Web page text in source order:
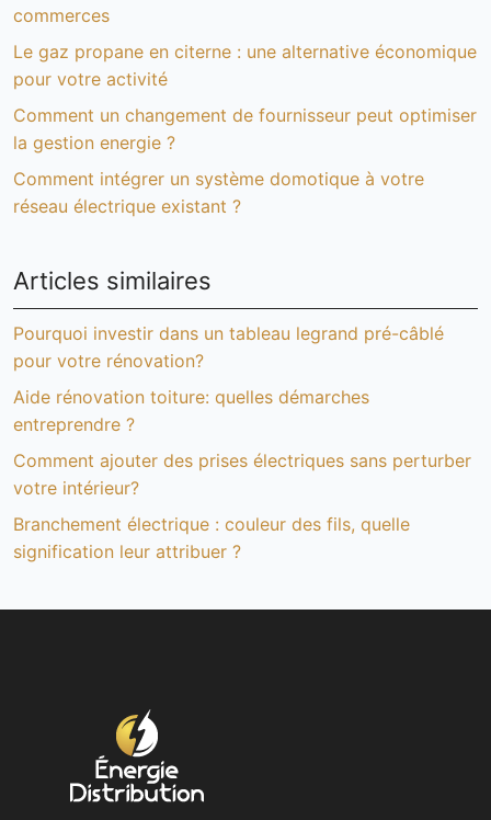
commerces
Le gaz propane en citerne : une alternative économique
pour votre activité
Comment un changement de fournisseur peut optimiser
la gestion energie ?
Comment intégrer un système domotique à votre
réseau électrique existant ?
Articles similaires
Pourquoi investir dans un tableau legrand pré-câblé
pour votre rénovation?
Aide rénovation toiture: quelles démarches
entreprendre ?
Comment ajouter des prises électriques sans perturber
votre intérieur?
Branchement électrique : couleur des fils, quelle
signification leur attribuer ?